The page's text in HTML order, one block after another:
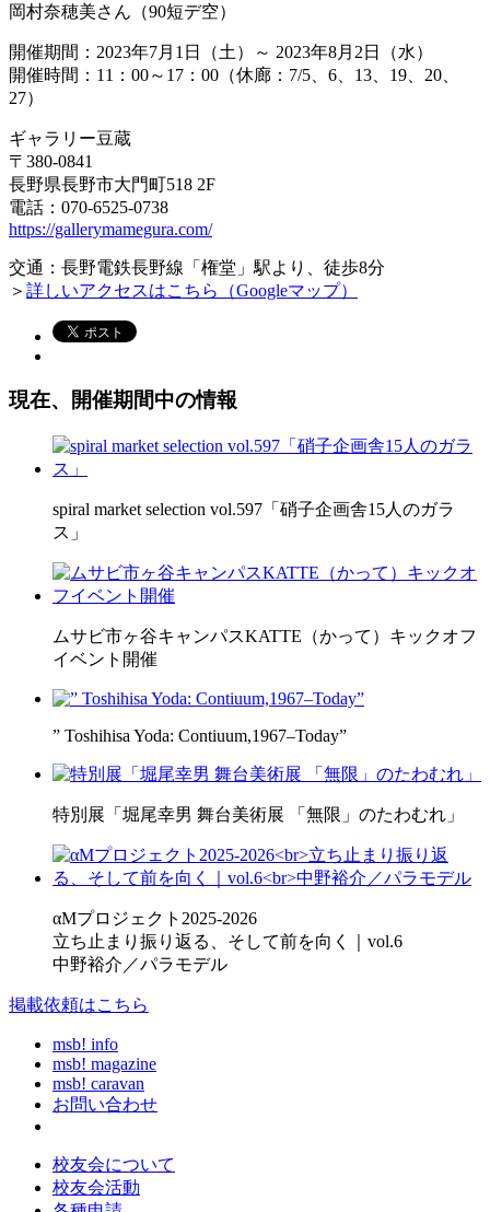
岡村奈穂美さん（90短デ空）
開催期間：2023年7月1日（土）～ 2023年8月2日（水）
開催時間：11：00～17：00（休廊：7/5、6、13、19、20、
27）
ギャラリー豆蔵
〒380-0841
長野県長野市大門町518 2F
電話：070-6525-0738
https://gallerymamegura.com/
交通：長野電鉄長野線「権堂」駅より、徒歩8分
＞ 詳しいアクセスはこちら（Googleマップ）
現在、開催期間中の情報
spiral market selection vol.597「硝子企画舎15人のガラ
ス」
ムサビ市ヶ谷キャンパスKATTE（かって）キックオフ
イベント開催
” Toshihisa Yoda: Contiuum,1967–Today”
特別展「堀尾幸男 舞台美術展 「無限」のたわむれ」
αMプロジェクト2025-2026
立ち止まり振り返る、そして前を向く｜vol.6
中野裕介／パラモデル
掲載依頼はこちら
msb! info
msb! magazine
msb! caravan
お問い合わせ
校友会について
校友会活動